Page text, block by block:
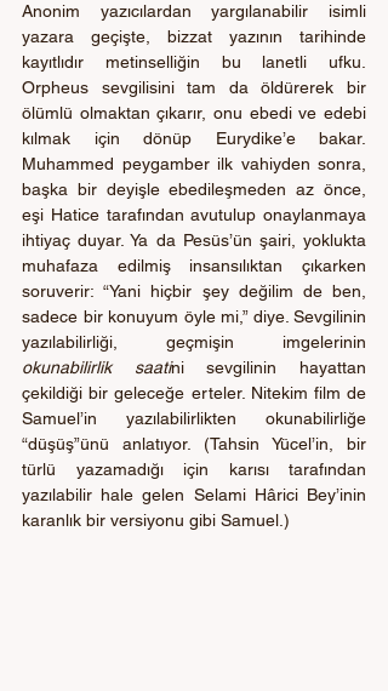
Anonim yazıcılardan yargılanabilir isimli
yazara geçişte, bizzat yazının tarihinde
kayıtlıdır metinselliğin bu lanetli ufku.
Orpheus sevgilisini tam da öldürerek bir
ölümlü olmaktan çıkarır, onu ebedi ve edebi
kılmak için dönüp Eurydike’e bakar.
Muhammed peygamber ilk vahiyden sonra,
başka bir deyişle ebedileşmeden az önce,
eşi Hatice tarafından avutulup onaylanmaya
ihtiyaç duyar. Ya da Pesüs’ün şairi, yoklukta
muhafaza edilmiş insansılıktan çıkarken
soruverir: “Yani hiçbir şey değilim de ben,
sadece bir konuyum öyle mi,” diye. Sevgilinin
okunabilirlik saatini sevgilinin hayattan
çekildiği bir geleceğe erteler. Nitekim film de
Samuel’in yazılabilirlikten okunabilirliğe
“düşüş”ünü anlatıyor. (Tahsin Yücel’in, bir
türlü yazamadığı için karısı tarafından
yazılabilir hale gelen Selami Hârici Bey’inin
karanlık bir versiyonu gibi Samuel.)